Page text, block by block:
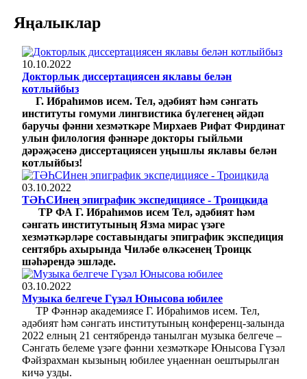
Яңалыклар
10.10.2022
Докторлык диссертациясен яклавы белән
котлыйбыз
Г. Ибраһимов исем. Тел, әдәбият һәм сәнгать
институты гомуми лингвистика бүлегенең әйдәп
баручы фәнни хезмәткәре Мирхаев Рифат Фирдинат
улын филология фәннәре докторы гыйльми
дәрәҗәсенә диссертациясен уңышлы яклавы белән
котлыйбыз!
03.10.2022
ТӘҺСИнең эпиграфик экспедициясе - Троицкида
ТР ФА Г. Ибраһимов исем Тел, әдәбият һәм
сәнгать институтының Язма мирас үзәге
хезмәткәрләре составындагы эпиграфик экспедиция
сентябрь ахырында Чиләбе өлкәсенең Троицк
шәһәрендә эшләде.
03.10.2022
Музыка белгече Гүзәл Юнысова юбилее
ТР Фәннәр академиясе Г. Ибраһимов исем. Тел,
әдәбият һәм сәнгать институтының конференц-залында
2022 елның 21 сентябрендә танылган музыка белгече –
Сәнгать белеме үзәге фәнни хезмәткәре Юнысова Гүзәл
Фәйзрахман кызының юбилее уңаеннан оештырылган
кичә узды.